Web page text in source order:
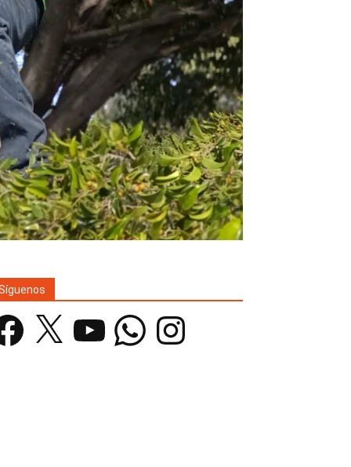
YouTube WhatsAppInstagram